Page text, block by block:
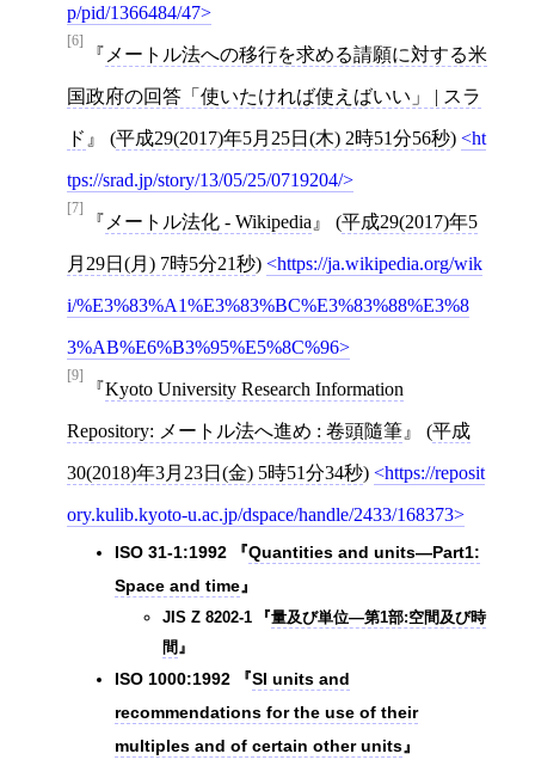
p/pid/1366484/47
[6]
メートル法への移行を求める請願に対する米
国政府の回答「使いたければ使えばいい」 | スラ
ド (平成29(2017)年5月25日(木) 2時51分56秒) ht
tps://srad.jp/story/13/05/25/0719204/
[7]
メートル法化 - Wikipedia (平成29(2017)年5
月29日(月) 7時5分21秒) https://ja.wikipedia.org/wik
i/%E3%83%A1%E3%83%BC%E3%83%88%E3%8
3%AB%E6%B3%95%E5%8C%96
[9]
Kyoto University Research Information
Repository: メートル法へ進め : 卷頭隨筆 (平成
30(2018)年3月23日(金) 5時51分34秒) https://reposit
ory.kulib.kyoto-u.ac.jp/dspace/handle/2433/168373
ISO 31-1:1992
Quantities and units―Part1:
Space and time
JIS Z 8202-1
量及び単位―第1部:空間及び時
間
ISO 1000:1992
SI units and
recommendations for the use of their
multiples and of certain other units